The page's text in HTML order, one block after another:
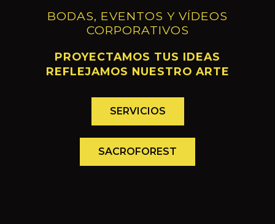
BODAS, EVENTOS Y VÍDEOS
CORPORATIVOS
PROYECTAMOS TUS IDEAS
REFLEJAMOS NUESTRO ARTE
SERVICIOS
SACROFOREST